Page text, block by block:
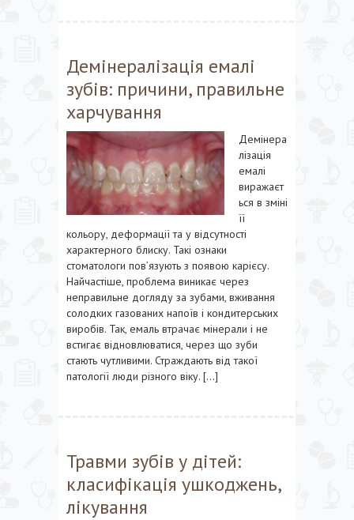
Демінералізація емалі
зубів: причини, правильне
харчування
Демінера
лізація
емалі
виражаєт
ься в зміні
її
кольору, деформації та у відсутності
характерного блиску. Такі ознаки
стоматологи пов’язують з появою карієсу.
Найчастіше, проблема виникає через
неправильне догляду за зубами, вживання
солодких газованих напоїв і кондитерських
виробів. Так, емаль втрачає мінерали і не
встигає відновлюватися, через що зуби
стають чутливими. Страждають від такої
патології люди різного віку. […]
Травми зубів у дітей:
класифікація ушкоджень,
лікування